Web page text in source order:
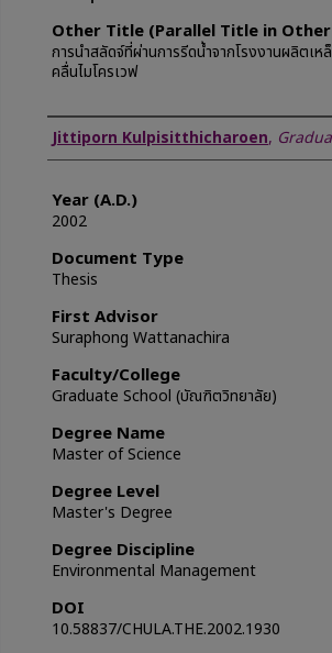
Other Title (Parallel Title in
การนำสลัดจ์ที่ผ่านการรีดน้ำจากโรงงานผลิตเ
คลื่นไมโครเวฟ
Author
Jittiporn Kulpisitthicharoen,
Year (A.D.)
2002
Document Type
Thesis
First Advisor
Suraphong Wattanachira
Faculty/College
Graduate School (บัณฑิตวิทยาลัย)
Degree Name
Master of Science
Degree Level
Master's Degree
Degree Discipline
Environmental Management
DOI
10.58837/CHULA.THE.2002.1930